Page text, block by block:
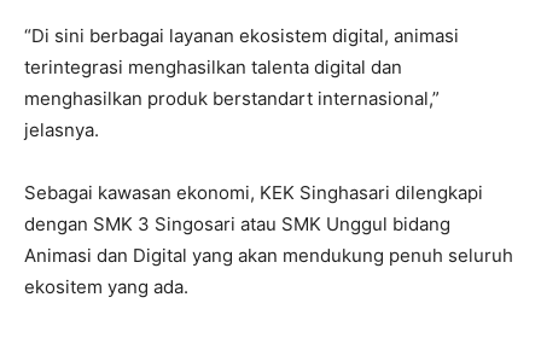
“Di sini berbagai layanan ekosistem digital, animasi
terintegrasi menghasilkan talenta digital dan
menghasilkan produk berstandart internasional,”
jelasnya.
Sebagai kawasan ekonomi, KEK Singhasari dilengkapi
dengan SMK 3 Singosari atau SMK Unggul bidang
Animasi dan Digital yang akan mendukung penuh seluruh
ekositem yang ada.